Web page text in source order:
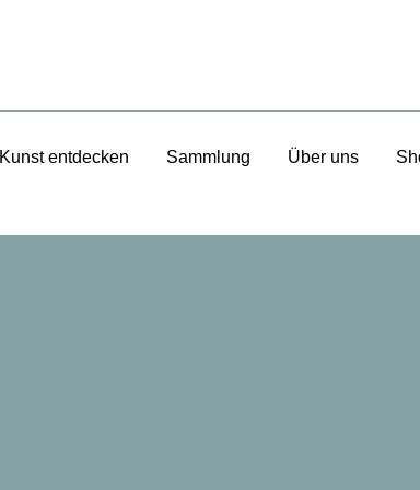
Kunst entdecken Sammlung Über uns